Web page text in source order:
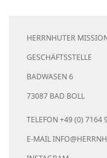
HERRNHUTER
GESCHÄFTSSTELLE
BADWASEN 6
73087 BAD BOLL
TELEFON +49 (0) 7164
E-MAIL